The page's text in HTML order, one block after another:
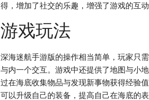
得，增加了社交的乐趣，增强了游戏的互动
游戏玩法
深海迷航手游版的操作相当简单，玩家只
与内一个交互。游戏中还提供了地图与小
过在海底收集物品与发现新事物获得经验
可以升级自己的装备，提高自己在海底的